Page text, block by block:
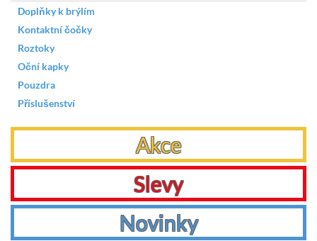
Doplňky k brýlím
Kontaktní čočky
Roztoky
Oční kapky
Pouzdra
Příslušenství
Akce
Slevy
Novinky